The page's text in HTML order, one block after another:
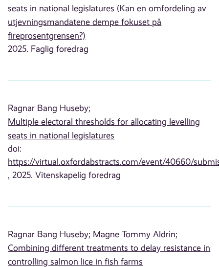
seats in national legislatures (Kan en omfordeling av
utjevningsmandatene dempe fokuset på
fireprosentgrensen?)
2025. Faglig foredrag
Ragnar Bang Huseby;
Multiple electoral thresholds for allocating levelling
seats in national legislatures
doi:
https://virtual.oxfordabstracts.com/event/40660/
, 2025. Vitenskapelig foredrag
Ragnar Bang Huseby; Magne Tommy Aldrin;
Combining different treatments to delay resistance in
controlling salmon lice in fish farms